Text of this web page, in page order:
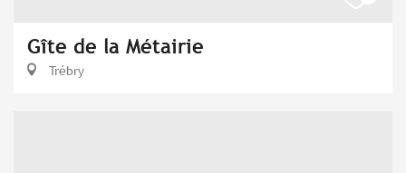
Gîte de la Métairie
Trébry